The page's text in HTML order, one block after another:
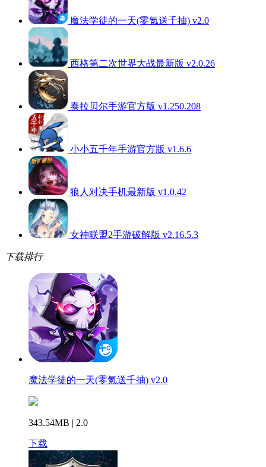
魔法学徒的一天(零氪送千抽) v2.0
西格第二次世界大战最新版 v2.0.26
泰拉贝尔手游官方版 v1.250.208
小小五千年手游官方版 v1.6.6
狼人对决手机最新版 v1.0.42
女神联盟2手游破解版 v2.16.5.3
下载排行
魔法学徒的一天(零氪送千抽) v2.0
343.54MB | 2.0
下载